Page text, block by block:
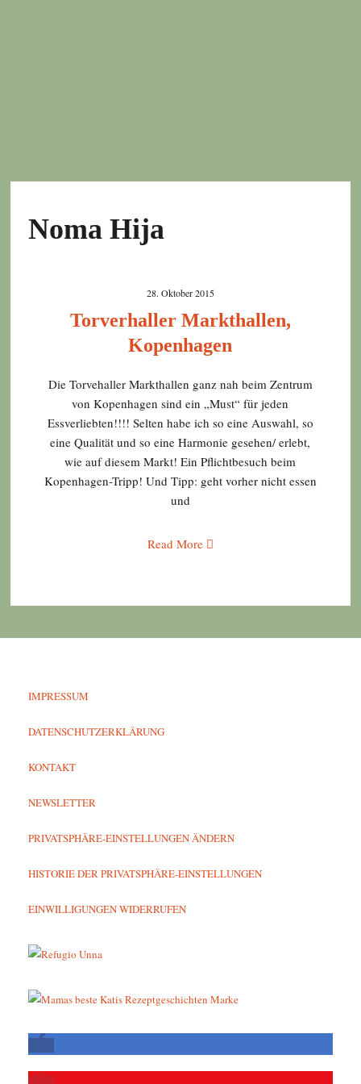
Noma Hija
28. Oktober 2015
Torverhaller Markthallen,
Kopenhagen
Die Torvehaller Markthallen ganz nah beim Zentrum
von Kopenhagen sind ein „Must“ für jeden
Essverliebten!!!! Selten habe ich so eine Auswahl, so
eine Qualität und so eine Harmonie gesehen/ erlebt,
wie auf diesem Markt! Ein Pflichtbesuch beim
Kopenhagen-Tripp! Und Tipp: geht vorher nicht essen
und
Read More
IMPRESSUM
DATENSCHUTZERKLÄRUNG
KONTAKT
NEWSLETTER
PRIVATSPHÄRE-EINSTELLUNGEN ÄNDERN
HISTORIE DER PRIVATSPHÄRE-EINSTELLUNGEN
EINWILLIGUNGEN WIDERRUFEN